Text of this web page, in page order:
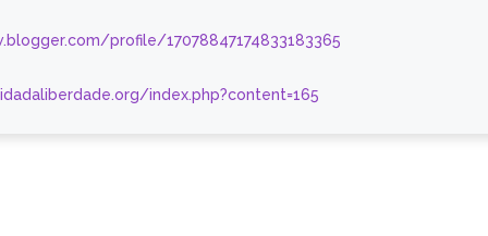
profile/17078847174833183365
index.php?content=165